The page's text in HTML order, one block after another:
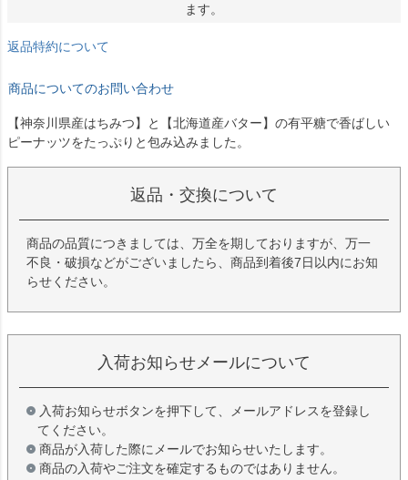
ます。
返品特約について
商品についてのお問い合わせ
【神奈川県産はちみつ】と【北海道産バター】の有平糖で香ばしい
ピーナッツをたっぷりと包み込みました。
返品・交換について
商品の品質につきましては、万全を期しておりますが、万一
不良・破損などがございましたら、商品到着後7日以内にお知
らせください。
入荷お知らせメールについて
入荷お知らせボタンを押下して、メールアドレスを登録し
てください。
商品が入荷した際にメールでお知らせいたします。
商品の入荷やご注文を確定するものではありません。